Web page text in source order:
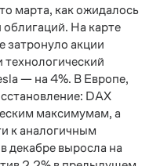
марта, как ожидалось
На карте
затронуло акции
— на 4%. В Европе,
DAX
максимумам, а
к аналогичным
декабре выросла на